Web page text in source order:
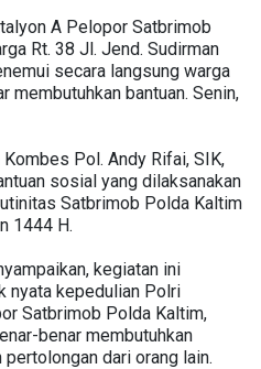
A Pelopor Satbrimob
Rt. 38 Jl. Jend. Sudirman
secara langsung warga
membutuhkan bantuan. Senin,
Pol. Andy Rifai, SIK,
sosial yang dilaksanakan
Satbrimob Polda Kaltim
1444 H.
kegiatan ini
nyata kepedulian Polri
Satbrimob Polda Kaltim,
benar membutuhkan
dari orang lain.